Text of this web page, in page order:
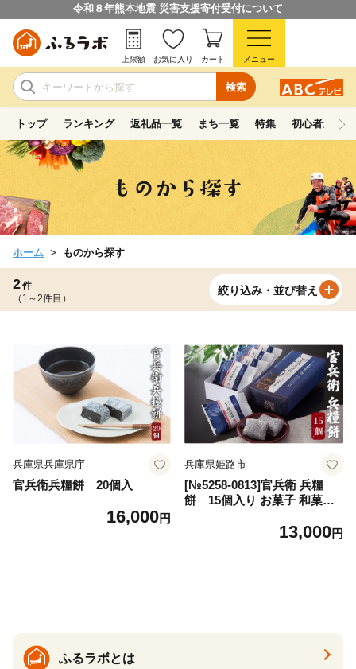
令和８年熊本地震 災害支援寄付受付について
検索
上限額 お気に入り カート メニュー
トップ ランキング 返礼品一覧 まち一覧 特集 初心者ガイド
ホーム ものから探す
2件
（1～2件目）
絞り込み・並び替え
兵庫県兵庫県庁
官兵衛兵糧餅 20個入
16,000円
兵庫県姫路市
[№5258-0813]官兵衛 兵糧
餅 15個入り お菓子 和菓子
供 ゆべし 香ばしい クルミの
13,000円
ふるラボとは